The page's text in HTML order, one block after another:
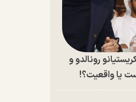
رونالدو و
یا واقعیت؟!